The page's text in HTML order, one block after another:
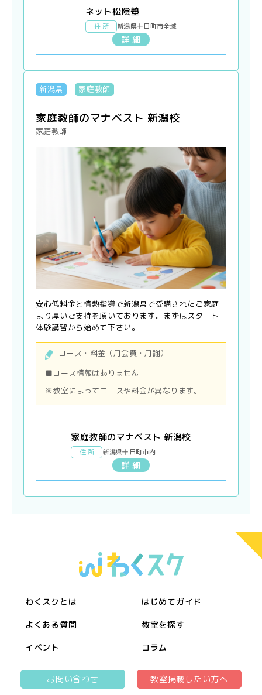
ネット松陰塾
住 所 新潟県十日町市全域
詳 細
新潟県 家庭教師
家庭教師のマナベスト 新潟校
家庭教師
安心低料金と情熱指導で新潟県で受講されたご家庭
より厚いご支持を頂いております。まずはスタート
体験講習から始めて下さい。
コース・料金（月会費・月謝）
■コース情報はありません
※教室によってコースや料金が異なります。
家庭教師のマナベスト 新潟校
住 所 新潟県十日町市内
詳 細
わくスクとは はじめてガイド
よくある質問 教室を探す
イベント コラム
お問い合わせ 教室掲載したい方へ